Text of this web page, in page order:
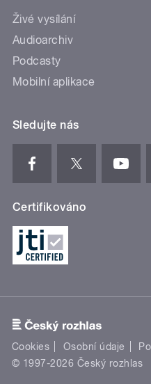
Živé vysílání
Audioarchiv
Podcasty
Mobilní aplikace
Sledujte nás
Certifikováno
Cookies Osobní údaje
© 1997-2026 Český rozhlas